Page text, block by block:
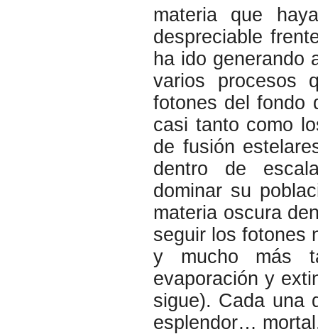
materia que
despreciable
ha ido generando
varios procesos
fotones del fondo
casi tanto como
de fusión
dentro de
dominar su
materia oscura
seguir los fotones
y mucho más
evaporación y
sigue). Cada una
esplendor…